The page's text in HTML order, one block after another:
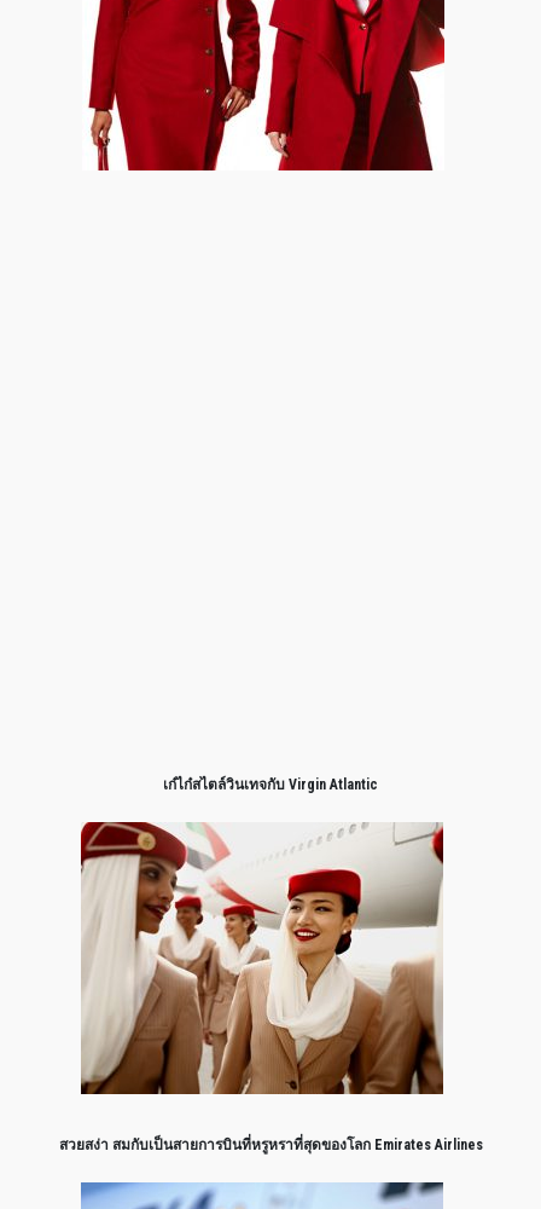
เก๋ไก๋สไตล์วินเทจกับ Virgin Atlantic
สวยสง่า สมกับเป็นสายการบินที่หรูหราที่สุดของโลก Emirates Airlines